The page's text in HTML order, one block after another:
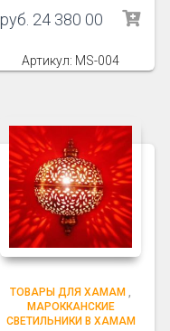
руб. 24 380 00
Артикул: MS-004
ТОВАРЫ ДЛЯ ХАМАМ ,
МАРОККАНСКИЕ
СВЕТИЛЬНИКИ В ХАМАМ